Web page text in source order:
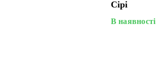
Сірі
В наявності